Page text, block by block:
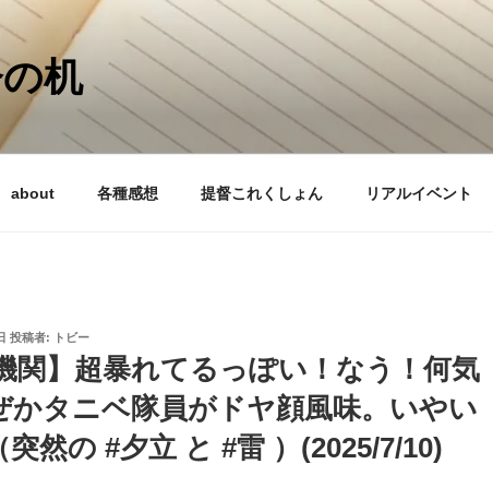
机
about 各種感想 提督これくしょん リアルイベント
投稿者: トビー
関】超暴れてるっぽい！なう！何気
かタニベ隊員がドヤ顔風味。いやい
突然の #夕立 と #雷 ）(2025/7/10)